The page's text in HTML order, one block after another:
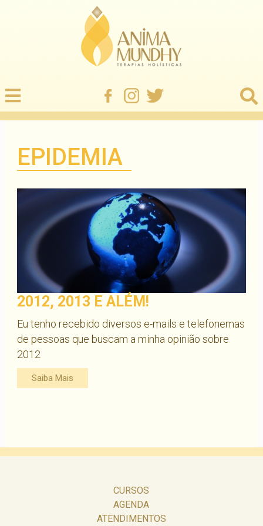
EPIDEMIA
2012, 2013 E ALÉM!
Eu tenho recebido diversos e-mails e telefonemas
de pessoas que buscam a minha opinião sobre
2012
Saiba Mais
CURSOS
AGENDA
ATENDIMENTOS